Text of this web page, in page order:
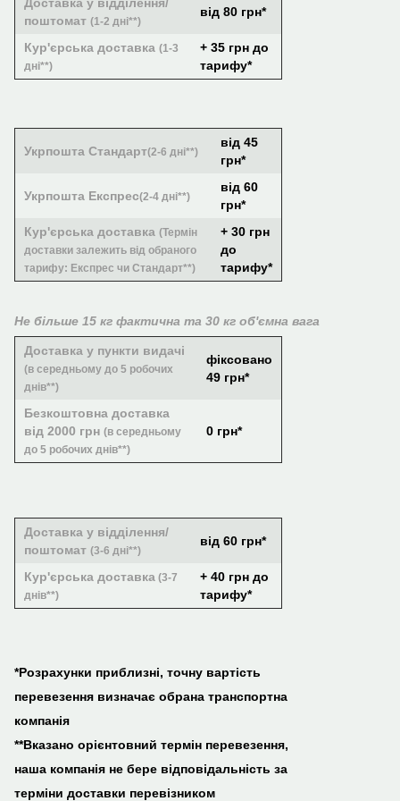
Доставка у відділення/
поштомат (1-2 дні**)
від 80 грн*
Кур'єрська доставка (1-3
дні**)
+ 35 грн до
тарифу*
Укрпошта Стандарт(2-6 дні**)
від 45
грн*
Укрпошта Експрес(2-4 дні**)
від 60
грн*
Кур'єрська доставка (Термін
доставки залежить від обраного
тарифу: Експрес чи Стандарт**)
+ 30 грн
до
тарифу*
Не більше 15 кг фактична та 30 кг об'ємна вага
Доставка у пункти видачі
(в середньому до 5 робочих
днів**)
фіксовано
49 грн*
Безкоштовна доставка
від 2000 грн (в середньому
до 5 робочих днів**)
0 грн*
Доставка у відділення/
поштомат (3-6 дні**)
від 60 грн*
Кур'єрська доставка (3-7
днів**)
+ 40 грн до
тарифу*
*Розрахунки приблизні, точну вартість
перевезення визначає обрана транспортна
компанія
**Вказано орієнтовний термін перевезення,
наша компанія не бере відповідальність за
терміни доставки перевізником